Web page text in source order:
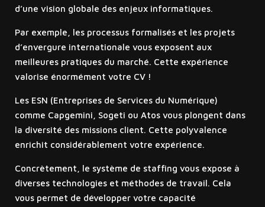
d’une vision globale des enjeux informatiques.
Par exemple, les processus formalisés et les projets
d’envergure internationale vous exposent aux
meilleures pratiques du marché. Cette expérience
valorise énormément votre CV !
Les ESN (Entreprises de Services du Numérique)
comme Capgemini, Sogeti ou Atos vous plongent dans
la diversité des missions client. Cette polyvalence
enrichit considérablement votre expérience.
Concrètement, le système de staffing vous expose à
diverses technologies et méthodes de travail. Cela
vous permet de développer votre capacité